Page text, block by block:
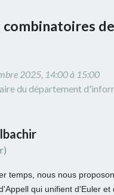
2025, 14:00 à 15:00
du département
temps, nous nous
qui unifient d'Euler